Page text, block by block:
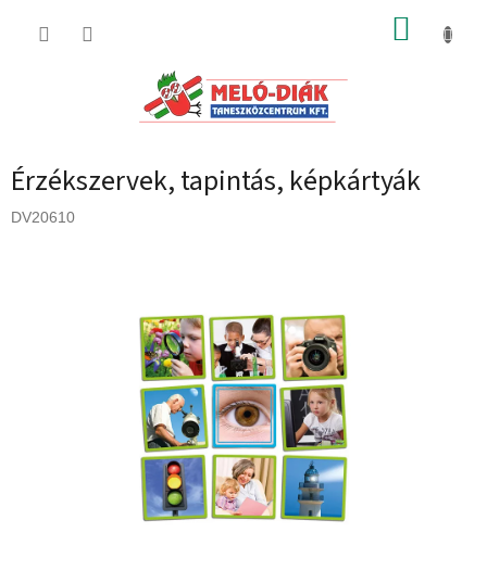
KOSÁR
Érzékszervek, tapintás, képkártyák
DV20610